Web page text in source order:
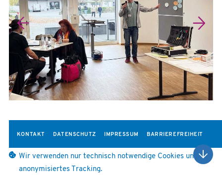
KONTAKT DATENSCHUTZ IMPRESSUM BARRIEREFREIHEIT
Wir verwenden nur technisch notwendige Cookies und
anonymisiertes Tracking.